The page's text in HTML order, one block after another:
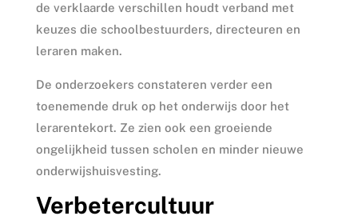
de verklaarde verschillen houdt verband met
keuzes die schoolbestuurders, directeuren en
leraren maken.
De onderzoekers constateren verder een
toenemende druk op het onderwijs door het
lerarentekort. Ze zien ook een groeiende
ongelijkheid tussen scholen en minder nieuwe
onderwijshuisvesting.
Verbetercultuur